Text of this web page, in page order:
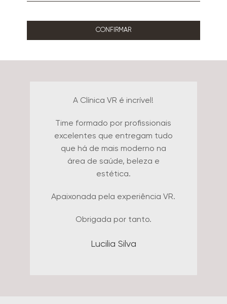
CONFIRMAR
Falar da Clínica VR é muito fácil!
funcionários da clínica é
excepcional. Todos trabalham
em conjunto para garantir ao
paciente a melhor experiência
possível. Dra. Aline e Dr. Flávio
comandam a clínica de forma
impecável, com extrema
Não poderia deixar de citar aqui